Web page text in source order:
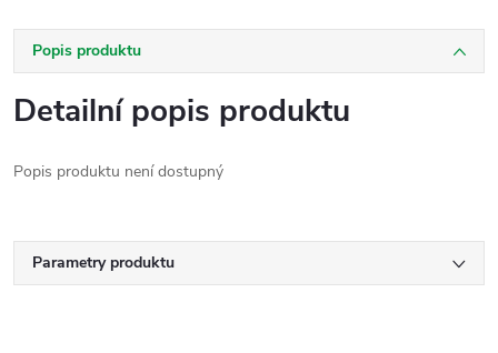
Popis produktu
Detailní popis produktu
Popis produktu není dostupný
Parametry produktu